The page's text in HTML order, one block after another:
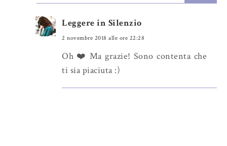
Leggere in Silenzio
2 novembre 2018 alle ore 22:28
Oh ❤️ Ma grazie! Sono contenta che
ti sia piaciuta :)